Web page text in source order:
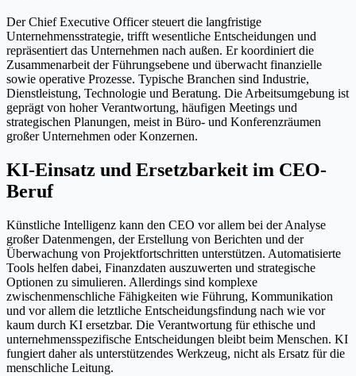
Der Chief Executive Officer steuert die langfristige
Unternehmensstrategie, trifft wesentliche Entscheidungen und
repräsentiert das Unternehmen nach außen. Er koordiniert die
Zusammenarbeit der Führungsebene und überwacht finanzielle
sowie operative Prozesse. Typische Branchen sind Industrie,
Dienstleistung, Technologie und Beratung. Die Arbeitsumgebung ist
geprägt von hoher Verantwortung, häufigen Meetings und
strategischen Planungen, meist in Büro- und Konferenzräumen
großer Unternehmen oder Konzernen.
KI-Einsatz und Ersetzbarkeit im CEO-
Beruf
Künstliche Intelligenz kann den CEO vor allem bei der Analyse
großer Datenmengen, der Erstellung von Berichten und der
Überwachung von Projektfortschritten unterstützen. Automatisierte
Tools helfen dabei, Finanzdaten auszuwerten und strategische
Optionen zu simulieren. Allerdings sind komplexe
zwischenmenschliche Fähigkeiten wie Führung, Kommunikation
und vor allem die letztliche Entscheidungsfindung nach wie vor
kaum durch KI ersetzbar. Die Verantwortung für ethische und
unternehmensspezifische Entscheidungen bleibt beim Menschen. KI
fungiert daher als unterstützendes Werkzeug, nicht als Ersatz für die
menschliche Leitung.